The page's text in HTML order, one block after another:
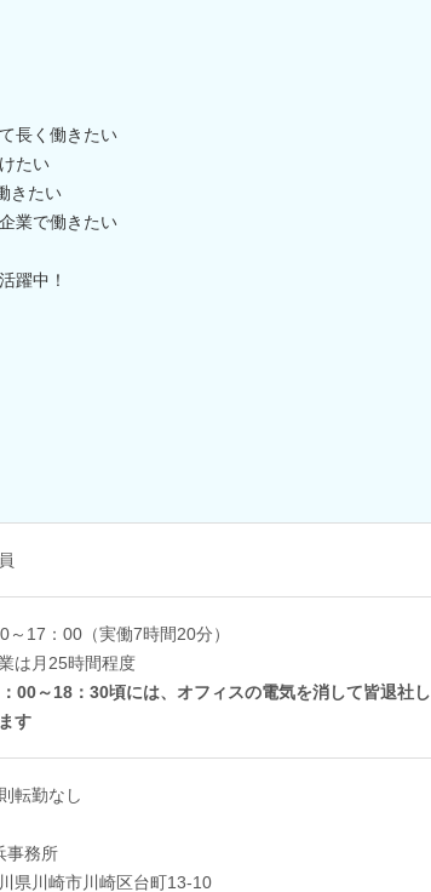
長く働きたい
たい
きたい
業で働きたい
躍中！
～17：00（実働7時間20分）
は月25時間程度
00～18：30頃には、オフィスの電気を消して皆退社し
す
転勤なし
事務所
県川崎市川崎区台町13-10